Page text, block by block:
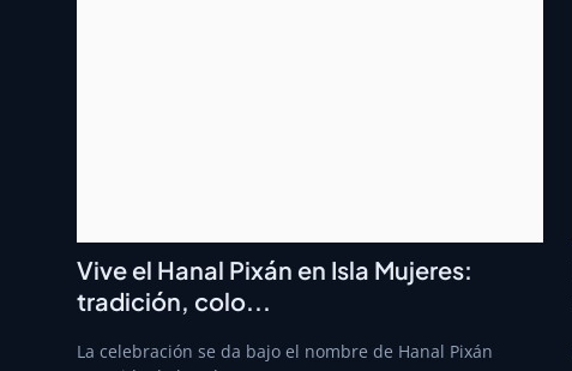
Vive el Hanal Pixán en Isla Mujeres:
tradición, colo...
La celebración se da bajo el nombre de Hanal Pixán